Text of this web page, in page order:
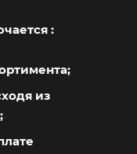
:
из